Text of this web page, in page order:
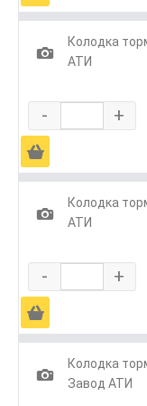
1
Колодка
АТИ
- +
Ä
1
Колодка
АТИ
- +
Ä
1
Колодка
Завод АТИ